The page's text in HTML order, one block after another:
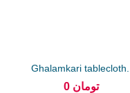
Ghalamkari tablecloth...
0 تومان